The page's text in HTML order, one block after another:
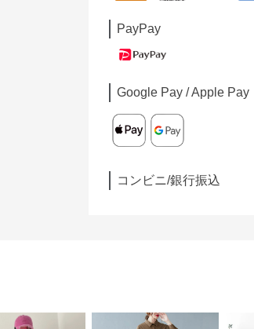
PayPay
Google Pay / Apple Pay
コンビニ/銀行振込